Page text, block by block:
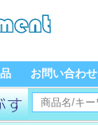
お問い合わせ